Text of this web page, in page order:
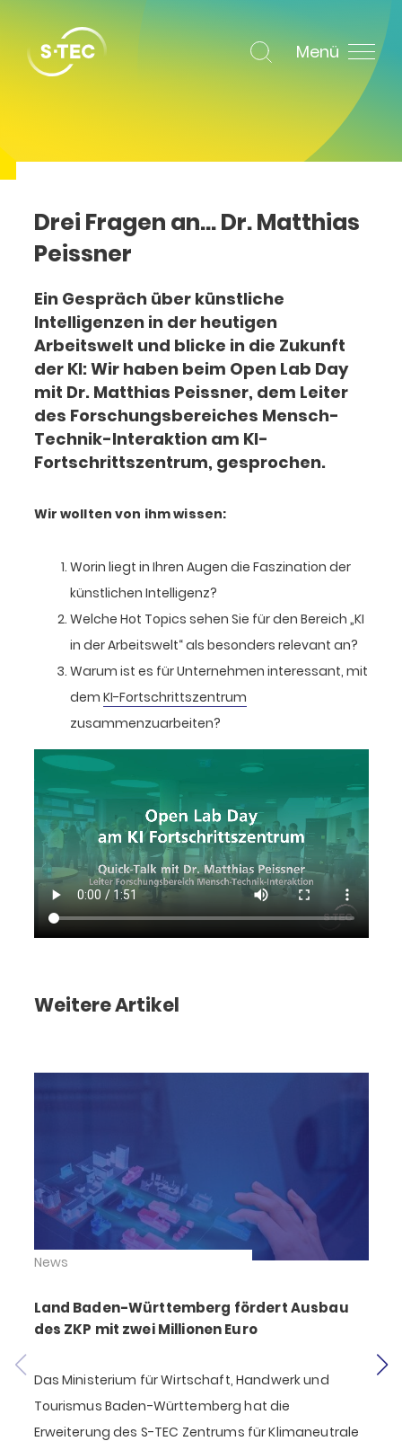
Menü
Drei Fragen an… Dr. Matthias
Peissner
Ein Gespräch über künstliche
Intelligenzen in der heutigen
Arbeitswelt und blicke in die Zukunft
der KI:Wir haben beim Open Lab Day
mit Dr. Matthias Peissner, dem Leiter
des Forschungsbereiches Mensch-
Technik-Interaktion am KI-
Fortschrittszentrum, gesprochen.
Wir wollten von ihm wissen:
Worin liegt in Ihren Augen die Faszination der
künstlichen Intelligenz?
Welche Hot Topics sehen Sie für den Bereich „KI
in der Arbeitswelt“ als besonders relevant an?
Warum ist es für Unternehmen interessant, mit
dem KI-Fortschrittszentrum
zusammenzuarbeiten?
Weitere Artikel
News
Land Baden-Württemberg fördert Ausbau
des ZKP mit zwei Millionen Euro
Das Ministerium für Wirtschaft, Handwerk und
Tourismus Baden-Württemberg hat die
Erweiterung des S-TEC Zentrums für Klimaneutrale